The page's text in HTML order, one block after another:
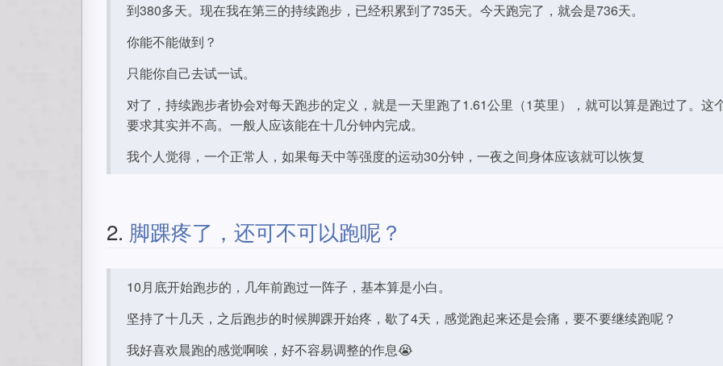
到380多天。现在我在第三的持续跑步，已经积累到了735天。今天跑完了，就会是736天。
你能不能做到？
只能你自己去试一试。
对了，持续跑步者协会对每天跑步的定义，就是一天里跑了1.61公里（1英里），就可以算是跑过了。这
要求其实并不高。一般人应该能在十几分钟内完成。
我个人觉得，一个正常人，如果每天中等强度的运动30分钟，一夜之间身体应该就可以恢复
2. 脚踝疼了，还可不可以跑呢？
10月底开始跑步的，几年前跑过一阵子，基本算是小白。
坚持了十几天，之后跑步的时候脚踝开始疼，歇了4天，感觉跑起来还是会痛，要不要继续跑呢？
我好喜欢晨跑的感觉啊唉，好不容易调整的作息😭